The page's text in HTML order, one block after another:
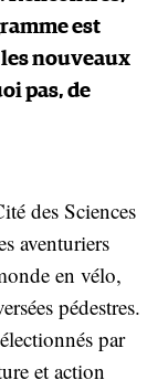
est
les nouveaux
pas, de
des Sciences
aventuriers
en vélo,
pédestres.
par
et action